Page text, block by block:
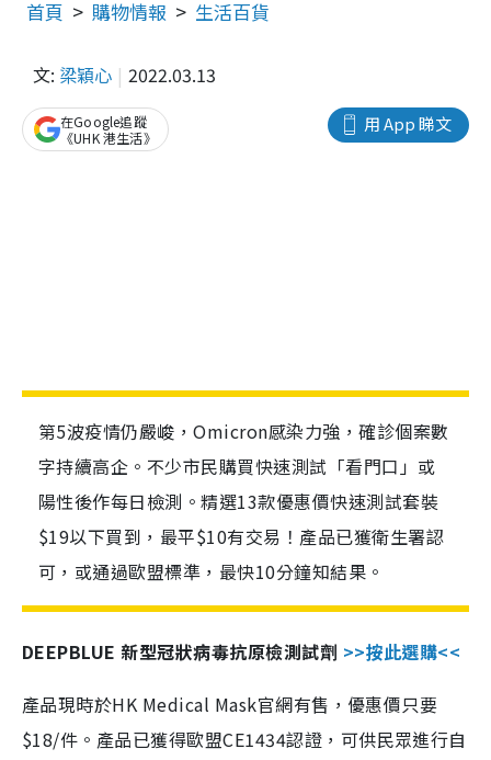
首頁 購物情報 生活百貨
文: 梁穎心 2022.03.13
用 App 睇文
在Google追蹤
《UHK 港生活》
第5波疫情仍嚴峻，Omicron感染力強，確診個案數
字持續高企。不少市民購買快速測試「看門口」或
陽性後作每日檢測。精選13款優惠價快速測試套裝
$19以下買到，最平$10有交易！產品已獲衛生署認
可，或通過歐盟標準，最快10分鐘知結果。
DEEPBLUE 新型冠狀病毒抗原檢測試劑 >>按此選購<<
產品現時於HK Medical Mask官網有售，優惠價只要
$18/件。產品已獲得歐盟CE1434認證，可供民眾進行自